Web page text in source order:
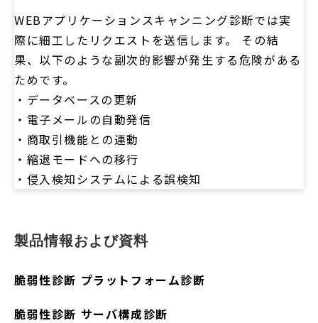
WEBアプリケーションスキャンニング診断では実
際に細工したリクエストを送信します。 その結
果、以下のような副次的影響が発生する危険がある
ためです。
・データベースの更新
・電子メールの自動発信
・商取引機能との連動
・縮退モードへの移行
・侵入検知システムによる誤検知
製品情報および資料
脆弱性診断 プラットフォーム診断
脆弱性診断 サーバ構成診断